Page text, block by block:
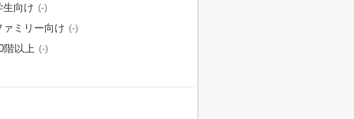
生向け (-)
ァミリー向け (-)
階以上 (-)